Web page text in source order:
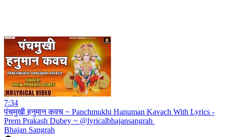
7:34
पंचमुखी हनुमान कवच ~ Panchmukhi Hanuman Kavach With Lyrics -
Prem Prakash Dubey ~ @lyricalbhajansangrah ​
Bhajan Sangrah